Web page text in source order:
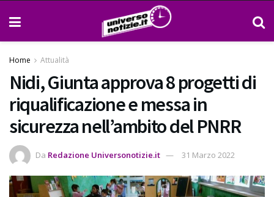
Home Attualità
Nidi, Giunta approva 8 progetti di
riqualificazione e messa in
sicurezza nell’ambito del PNRR
Da Redazione Universonotizie.it 31 Marzo 2022